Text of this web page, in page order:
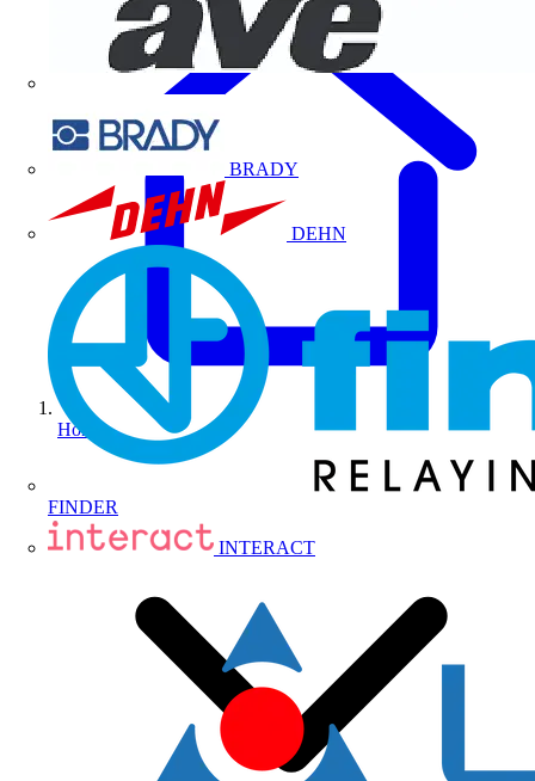
BRADY
DEHN
FINDER
INTERACT
Home